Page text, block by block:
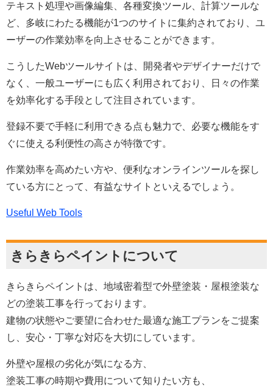
テキスト処理や画像編集、各種変換ツール、計算ツールな
ど、多岐にわたる機能が1つのサイトに集約されており、ユ
ーザーの作業効率を向上させることができます。
こうしたWebツールサイトは、開発者やデザイナーだけで
なく、一般ユーザーにも広く利用されており、日々の作業
を効率化する手段として注目されています。
登録不要で手軽に利用できる点も魅力で、必要な機能をす
ぐに使える利便性の高さが特徴です。
作業効率を高めたい方や、便利なオンラインツールを探し
ている方にとって、有益なサイトといえるでしょう。
Useful Web Tools
きらきらペイントについて
きらきらペイントは、地域密着型で外壁塗装・屋根塗装な
どの塗装工事を行っております。
建物の状態やご要望に合わせた最適な施工プランをご提案
し、安心・丁寧な対応を大切にしています。
外壁や屋根の劣化が気になる方、
塗装工事の時期や費用について知りたい方も、